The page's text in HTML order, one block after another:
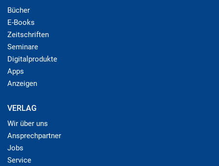
Bücher
E-Books
Zeitschriften
Seminare
Digitalprodukte
Apps
Anzeigen
VERLAG
Wir über uns
Ansprechpartner
Jobs
Service